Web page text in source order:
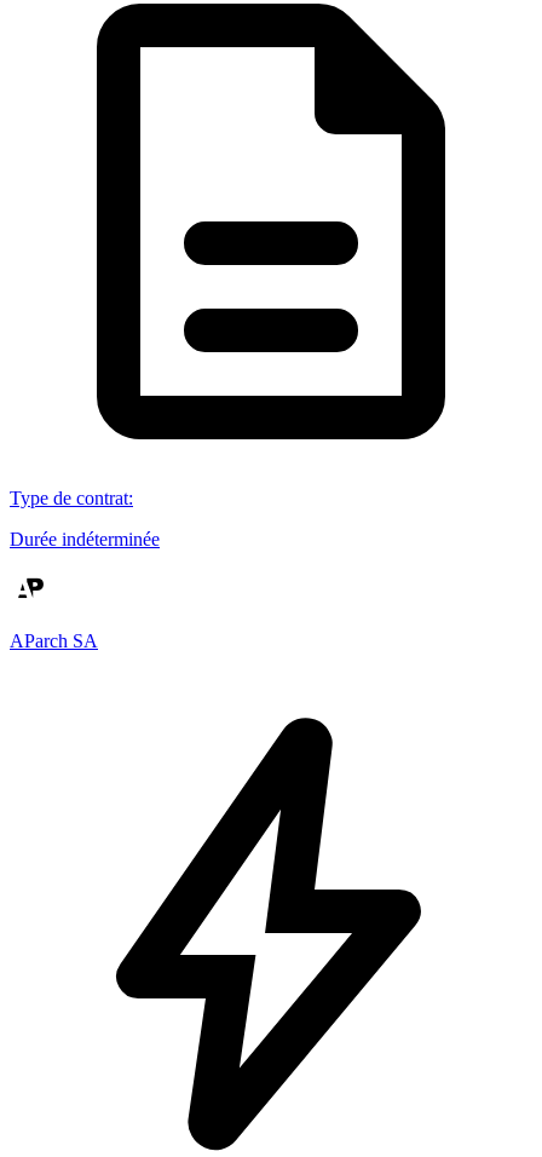
Type de contrat:
Durée indéterminée
AParch SA